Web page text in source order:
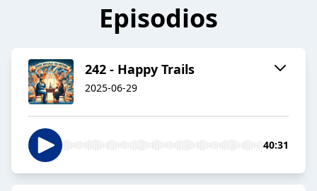
Episodios
242 - Happy Trails
2025-06-29
40:31